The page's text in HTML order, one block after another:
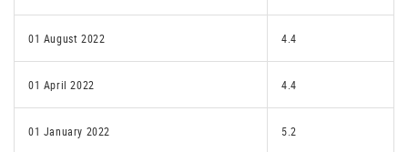
01 August 2022 4.4
01 April 2022 4.4
01 January 2022 5.2